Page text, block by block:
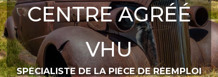
CENTRE AGRÉÉ
VHU
SPÉCIALISTE DE LA PIÈCE DE RÉEMPLOI